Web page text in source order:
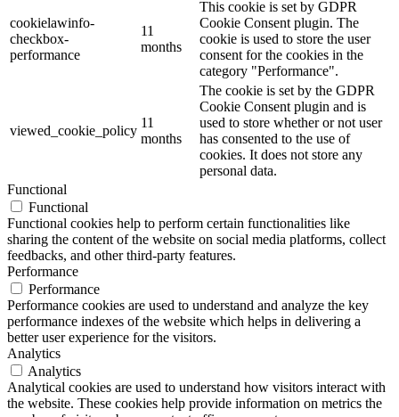
cookielawinfo-
checkbox-
performance
11
months
This cookie is set by GDPR
Cookie Consent plugin. The
cookie is used to store the user
consent for the cookies in the
category "Performance".
viewed_cookie_policy
11
months
The cookie is set by the GDPR
Cookie Consent plugin and is
used to store whether or not user
has consented to the use of
cookies. It does not store any
personal data.
Functional
Functional
Functional cookies help to perform certain functionalities like
sharing the content of the website on social media platforms, collect
feedbacks, and other third-party features.
Performance
Performance
Performance cookies are used to understand and analyze the key
performance indexes of the website which helps in delivering a
better user experience for the visitors.
Analytics
Analytics
Analytical cookies are used to understand how visitors interact with
the website. These cookies help provide information on metrics the